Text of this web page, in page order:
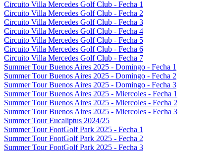
Circuito Villa Mercedes Golf Club - Fecha 1
Circuito Villa Mercedes Golf Club - Fecha 2
Circuito Villa Mercedes Golf Club - Fecha 3
Circuito Villa Mercedes Golf Club - Fecha 4
Circuito Villa Mercedes Golf Club - Fecha 5
Circuito Villa Mercedes Golf Club - Fecha 6
Circuito Villa Mercedes Golf Club - Fecha 7
Summer Tour Buenos Aires 2025 - Domingo - Fecha 1
Summer Tour Buenos Aires 2025 - Domingo - Fecha 2
Summer Tour Buenos Aires 2025 - Domingo - Fecha 3
Summer Tour Buenos Aires 2025 - Miercoles - Fecha 1
Summer Tour Buenos Aires 2025 - Miercoles - Fecha 2
Summer Tour Buenos Aires 2025 - Miercoles - Fecha 3
Summer Tour Eucaliptus 2024/25
Summer Tour FootGolf Park 2025 - Fecha 1
Summer Tour FootGolf Park 2025 - Fecha 2
Summer Tour FootGolf Park 2025 - Fecha 3